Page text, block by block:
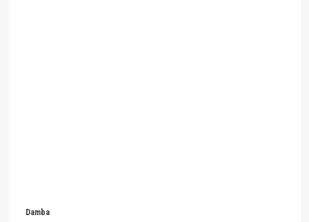
Damba